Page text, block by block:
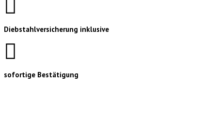
Diebstahlversicherung inklusive
sofortige Bestätigung